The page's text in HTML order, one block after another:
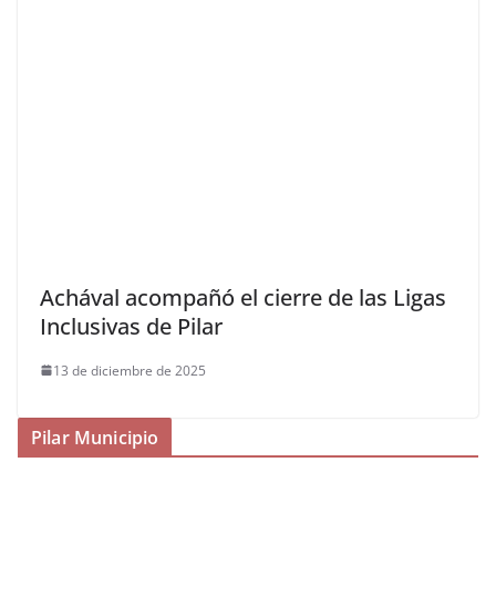
Achával acompañó el cierre de las Ligas
Inclusivas de Pilar
13 de diciembre de 2025
Pilar Municipio